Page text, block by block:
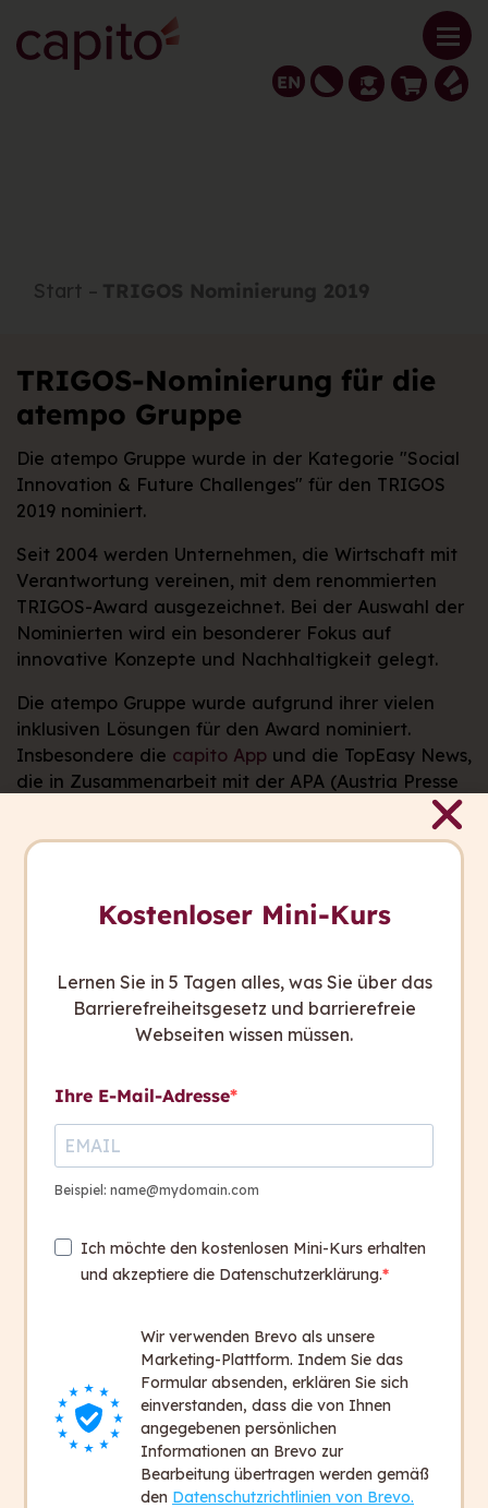
EN
Start TRIGOS Nominierung 2019
TRIGOS-Nominierung für die
atempo Gruppe
Die atempo Gruppe wurde in der Kategorie "Social
Innovation & Future Challenges" für den TRIGOS
2019 nominiert.
Seit 2004 werden Unternehmen, die Wirtschaft mit
Verantwortung vereinen, mit dem renommierten
TRIGOS-Award ausgezeichnet. Bei der Auswahl der
Nominierten wird ein besonderer Fokus auf
innovative Konzepte und Nachhaltigkeit gelegt.
Die atempo Gruppe wurde aufgrund ihrer vielen
inklusiven Lösungen für den Award nominiert.
Insbesondere die capito App und die TopEasy News,
die in Zusammenarbeit mit der APA (Austria Presse
Mehr Informationen zu dem TRIGOS-Award und
den Nominierten finden sich auf derTRIGOS-
capito ist italienisch und heißt: „Ich habe
Kostenloser Mini-Kurs
Lernen Sie in 5 Tagen alles, was Sie über das
Barrierefreiheitsgesetz und barrierefreie
Webseiten wissen müssen.
Ihre E-Mail-Adresse
Beispiel: name@mydomain.com
Ich möchte den kostenlosen Mini-Kurs erhalten
und akzeptiere die Datenschutzerklärung.
Wir verwenden Brevo als unsere
Marketing-Plattform. Indem Sie das
Formular absenden, erklären Sie sich
einverstanden, dass die von Ihnen
angegebenen persönlichen
Informationen an Brevo zur
Bearbeitung übertragen werden gemäß
den Datenschutzrichtlinien von Brevo.